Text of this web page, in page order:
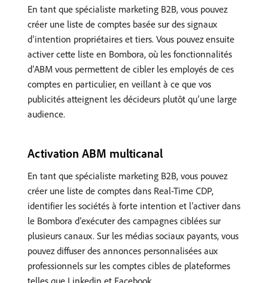
En tant que spécialiste marketing B2B, vous pouvez
créer une liste de comptes basée sur des signaux
d’intention propriétaires et tiers. Vous pouvez ensuite
activer cette liste en Bombora, où les fonctionnalités
d’ABM vous permettent de cibler les employés de ces
comptes en particulier, en veillant à ce que vos
publicités atteignent les décideurs plutôt qu’une large
audience.
Activation ABM multicanal
En tant que spécialiste marketing B2B, vous pouvez
créer une liste de comptes dans Real-Time CDP,
identifier les sociétés à forte intention et l’activer dans
le Bombora d’exécuter des campagnes ciblées sur
plusieurs canaux. Sur les médias sociaux payants, vous
pouvez diffuser des annonces personnalisées aux
professionnels sur les comptes cibles de plateformes
telles que Linkedin et Facebook.